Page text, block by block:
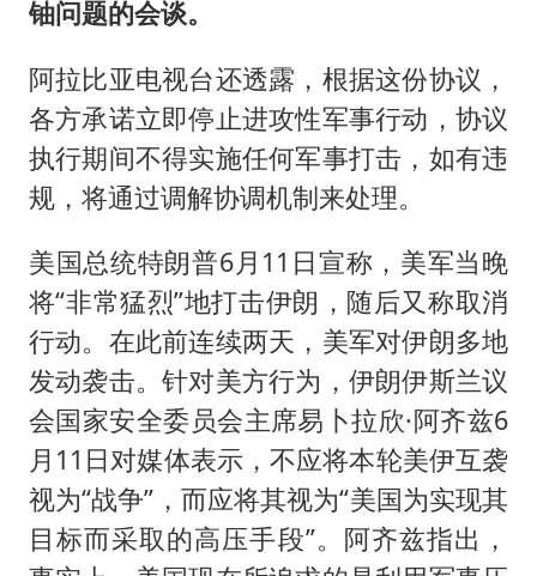
铀问题的会谈。
阿拉比亚电视台还透露，根据这份协议，
各方承诺立即停止进攻性军事行动，协议
执行期间不得实施任何军事打击，如有违
规，将通过调解协调机制来处理。
美国总统特朗普6月11日宣称，美军当晚
将“非常猛烈”地打击伊朗，随后又称取消
行动。在此前连续两天，美军对伊朗多地
发动袭击。针对美方行为，伊朗伊斯兰议
会国家安全委员会主席易卜拉欣·阿齐兹6
月11日对媒体表示，不应将本轮美伊互袭
视为“战争”，而应将其视为“美国为实现其
目标而采取的高压手段”。阿齐兹指出，